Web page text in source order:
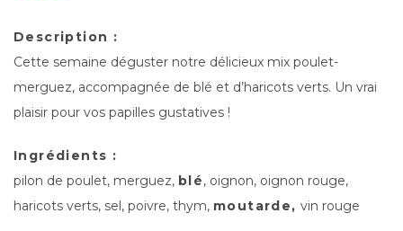
Description :
Cette semaine déguster notre délicieux mix poulet-
merguez, accompagnée de blé et d’haricots verts. Un vrai
plaisir pour vos papilles gustatives !
Ingrédients :
pilon de poulet, merguez, blé, oignon, oignon rouge,
haricots verts, sel, poivre, thym, moutarde, vin rouge